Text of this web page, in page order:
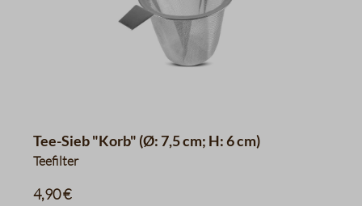
Tee-Sieb "Korb" (Ø: 7,5 cm; H: 6 cm)
Teefilter
4,90 €